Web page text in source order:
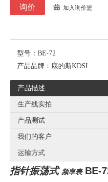
询价 加入询价篮
型号： BE-72
产品品牌： 康的斯KDSI
产品描述
生产线实拍
产品测试
我们的客户
运输方式
指针振荡式 频率表BE-